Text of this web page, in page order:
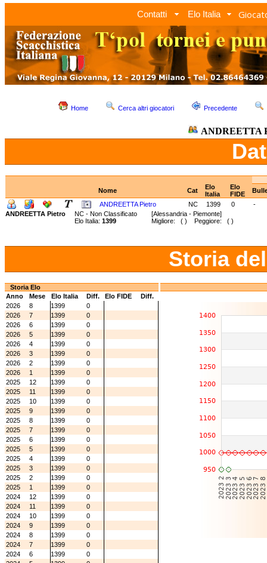
Contatti Elo Italia
Home Cerca altri giocatori Precedente
ANDREETTA
Nome Cat
Elo
Italia
Elo
FIDE
ANDREETTA Pietro
NC 1399 0
-
ANDREETTA Pietro
NC - Non Classificato [Alessandria - Piemonte]
Elo Italia: 1399 Migliore: ( ) Peggiore: ( )
Storia
Storia Elo
Anno
Mese Elo Italia Diff. Elo FIDE
Diff.
2026
8 1399
0
2026
7 1399
0
2026
6 1399
0
2026
5 1399
0
2026
4 1399
0
2026
3 1399
0
2026
2 1399
0
2026
1 1399
0
2025
12 1399
0
2025
11 1399
0
2025
10 1399
0
2025
9 1399
0
2025
8 1399
0
2025
7 1399
0
2025
6 1399
0
2025
5 1399
0
2025
4 1399
0
2025
3 1399
0
2025
2 1399
0
2025
1 1399
0
2024
12 1399
0
2024
11 1399
0
2024
10 1399
0
2024
9 1399
0
2024
8 1399
0
2024
7 1399
0
2024
6 1399
0